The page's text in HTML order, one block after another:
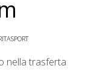
nella trasferta